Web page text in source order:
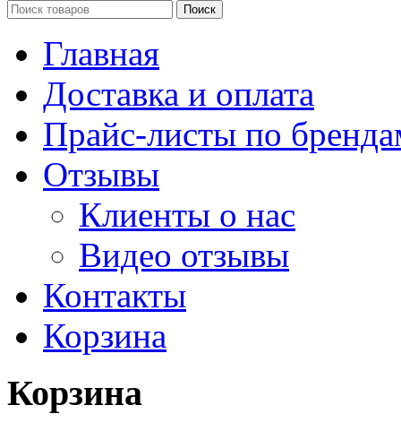
Поиск
Главная
Доставка и оплата
Прайс-листы по
Отзывы
Клиенты о нас
Видео отзывы
Контакты
Корзина
Корзина